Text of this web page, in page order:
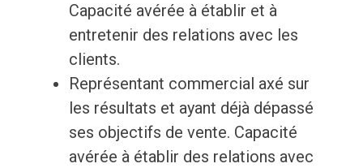
Capacité avérée à établir et à
entretenir des relations avec les
clients.
Représentant commercial axé sur
les résultats et ayant déjà dépassé
ses objectifs de vente. Capacité
avérée à établir des relations avec